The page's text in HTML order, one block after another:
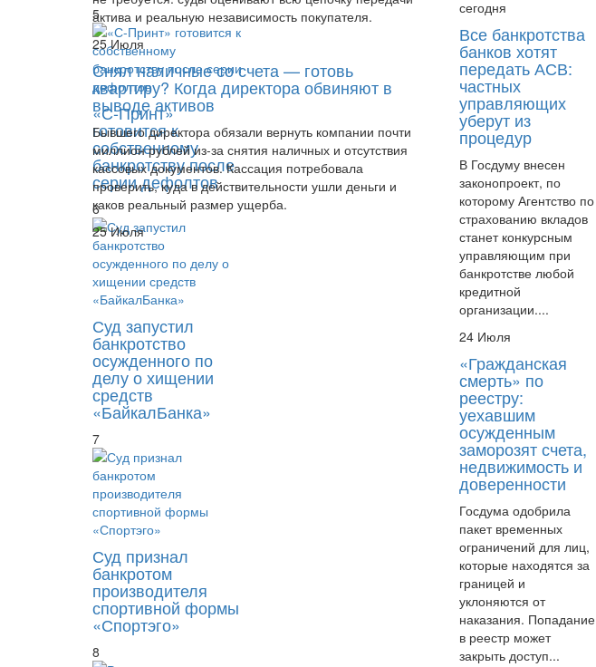
5
«С-Принт»
готовится к
собственному
банкротству после
серии дефолтов
6
Суд запустил
банкротство
осужденного по
делу о хищении
средств
«БайкалБанка»
7
Суд признал
банкротом
производителя
спортивной формы
«Спортэго»
8
актива и реальную независимость покупателя.
25 Июля
Снял наличные со счета — готовь
квартиру? Когда директора обвиняют в
выводе активов
Бывшего директора обязали вернуть компании почти
миллион рублей из-за снятия наличных и отсутствия
кассовых документов. Кассация потребовала
проверить, куда в действительности ушли деньги и
каков реальный размер ущерба.
25 Июля
сегодня
Все банкротства
банков хотят
передать АСВ:
частных
управляющих
уберут из
процедур
В Госдуму внесен
законопроект, по
которому Агентство по
страхованию вкладов
станет конкурсным
управляющим при
банкротстве любой
кредитной
организации....
24 Июля
«Гражданская
смерть» по
реестру:
уехавшим
осужденным
заморозят счета,
недвижимость и
доверенности
Госдума одобрила
пакет временных
ограничений для лиц,
которые находятся за
границей и
уклоняются от
наказания. Попадание
в реестр может
закрыть доступ...